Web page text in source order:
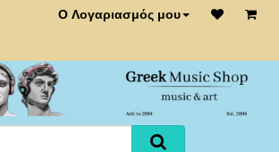
Ο Λογαριασμός μου